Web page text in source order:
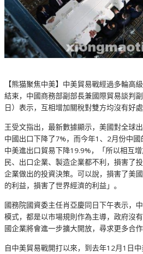
【熊猫聚焦中美】中美貿易戰經過多輪高
結束，中國商務部副部長兼國際貿易談判
日）表示，互相增加關稅對雙方均沒有好處
王受文指出，最新數據顯示，美國對全球
中國出口下降了7%，而今年1、2月份中國
中美進出口貿易下降19.9%，「所以相互
民、出口企業、製造企業都不利，損害了
企業做出的投資決策。可以說，損害了美
的利益，損害了世界經濟的利益」。
國務院國資委主任肖亞慶同日下午表示，
模式，都是以市場規則作為主導，政府沒
國企業將會進一步擴大開放，尋求更多合作
自中美貿易戰開打以來，到去年12月1日